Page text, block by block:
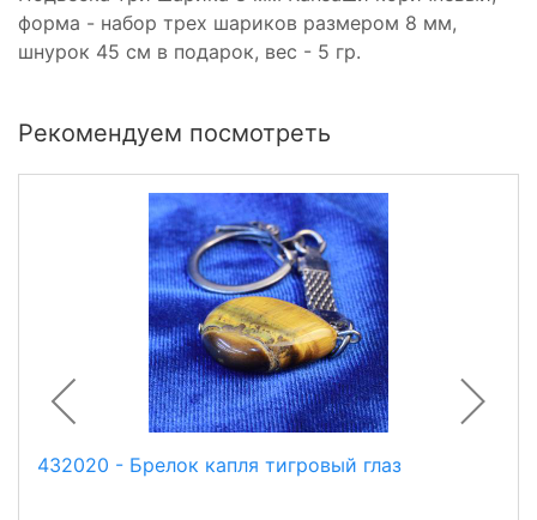
форма - набор трех шариков размером 8 мм,
шнурок 45 см в подарок, вес - 5 гр.
Рекомендуем посмотреть
432020 - Брелок капля тигровый глаз